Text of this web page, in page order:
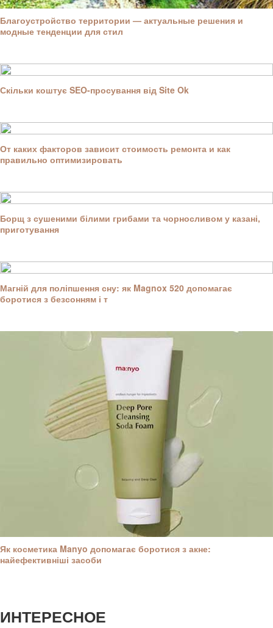
Благоустройство территории — актуальные решения и
модные тенденции для стил
Скільки коштує SEO-просування від Site Ok
От каких факторов зависит стоимость ремонта и как
правильно оптимизировать
Борщ з сушеними білими грибами та чорносливом у казані,
приготування
Магній для поліпшення сну: як Magnox 520 допомагає
боротися з безсонням і т
Як косметика Manyo допомагає боротися з акне:
найефективніші засоби
ИНТЕРЕСНОЕ